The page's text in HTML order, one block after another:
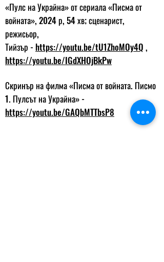
«Пулс на Украйна» от сериала «Писма от
войната», 2024 р, 54 хв; сценарист,
режисьор,
Тийзър - https://youtu.be/tU1ZhoMOy4Q ,
https://youtu.be/IGdXHOjBkPw
Скринър на филма «Писма от войната. Писмо
1. Пулсът на Украйна» -
https://youtu.be/GAQbMTTbsP8